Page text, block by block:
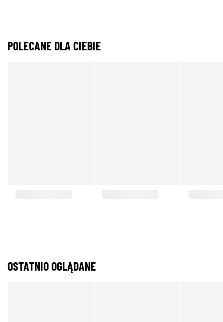
POLECANE DLA CIEBIE
OSTATNIO OGLĄDANE